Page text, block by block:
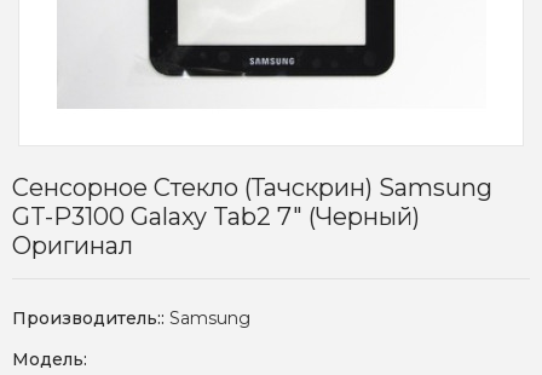
Сенсорное Стекло (тачскрин) Samsung
GT-P3100 Galaxy Tab2 7" (черный)
Оригинал
Производитель:: Samsung
Модель: